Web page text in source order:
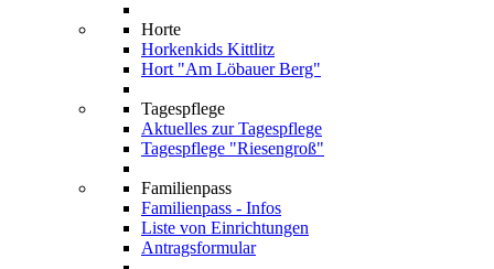
Horte
Horkenkids Kittlitz
Hort "Am Löbauer Berg"
Tagespflege
Aktuelles zur Tagespflege
Tagespflege "Riesengroß"
Familienpass
Familienpass - Infos
Liste von Einrichtungen
Antragsformular